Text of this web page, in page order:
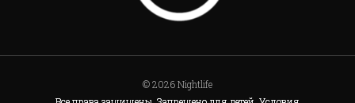
© 2026 Nightlife